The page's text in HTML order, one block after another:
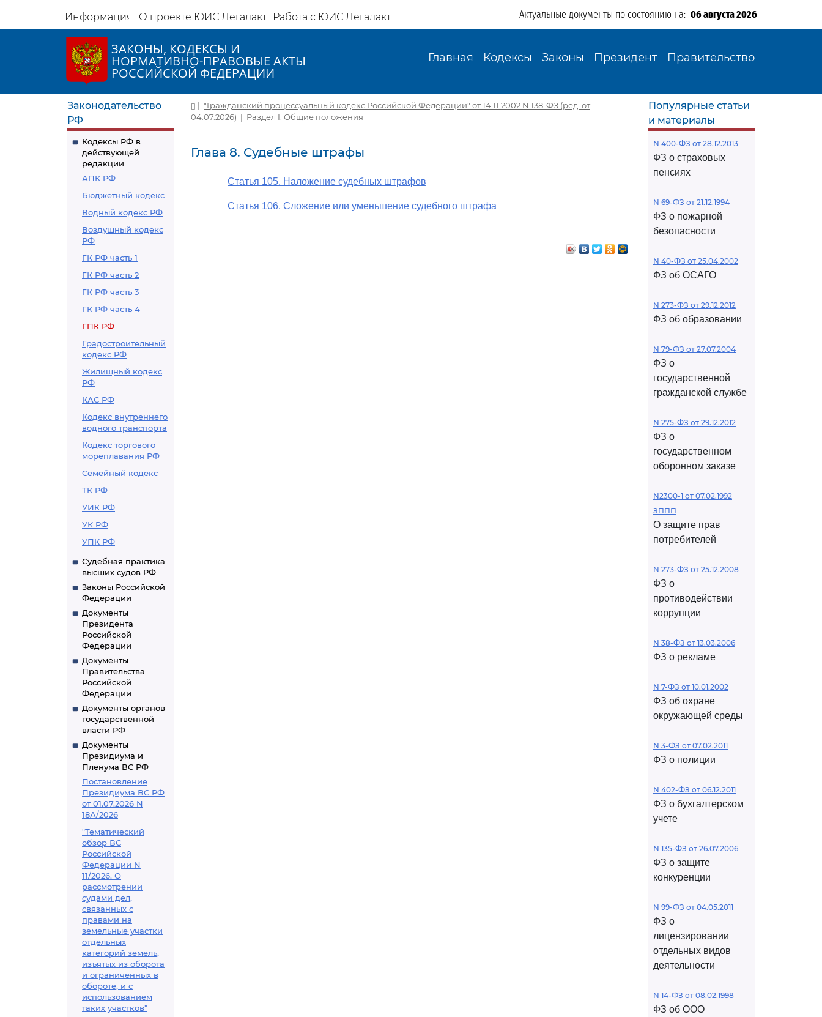
Информация О проекте ЮИС Легалакт Работа с ЮИС Легалакт Актуальные документы по состоянию на: 06 августа 2026
ЗАКОНЫ, КОДЕКСЫ И
НОРМАТИВНО-ПРАВОВЫЕ АКТЫ
РОССИЙСКОЙ ФЕДЕРАЦИИ
Главная Кодексы Законы Президент Правительство
Законодательство
РФ
Кодексы РФ в
действующей
редакции
АПК РФ
Бюджетный кодекс
Водный кодекс РФ
Воздушный кодекс
РФ
ГК РФ часть 1
ГК РФ часть 2
ГК РФ часть 3
ГК РФ часть 4
ГПК РФ
Градостроительный
кодекс РФ
Жилищный кодекс
РФ
КАС РФ
Кодекс внутреннего
водного транспорта
Кодекс торгового
мореплавания РФ
Семейный кодекс
ТК РФ
УИК РФ
УК РФ
УПК РФ
Судебная практика
высших судов РФ
Законы Российской
Федерации
Документы
Президента
Российской
Федерации
Документы
Правительства
Российской
Федерации
Документы органов
государственной
власти РФ
Документы
Президиума и
Пленума ВС РФ
Постановление
Президиума ВС РФ
от 01.07.2026 N
18А/2026
"Тематический
обзор ВС
Российской
Федерации N
11/2026. О
рассмотрении
судами дел,
связанных с
правами на
земельные участки
отдельных
категорий земель,
изъятых из оборота
и ограниченных в
обороте, и с
использованием
таких участков"
| "Гражданский процессуальный кодекс Российской Федерации" от 14.11.2002 N 138-ФЗ (ред. от
04.07.2026) | Раздел I. Общие положения
Глава 8. Судебные штрафы
Статья 105. Наложение судебных штрафов
Статья 106. Сложение или уменьшение судебного штрафа
Популярные статьи
и материалы
N 400-ФЗ от 28.12.2013
ФЗ о страховых
пенсиях
N 69-ФЗ от 21.12.1994
ФЗ о пожарной
безопасности
N 40-ФЗ от 25.04.2002
ФЗ об ОСАГО
N 273-ФЗ от 29.12.2012
ФЗ об образовании
N 79-ФЗ от 27.07.2004
ФЗ о
государственной
гражданской службе
N 275-ФЗ от 29.12.2012
ФЗ о
государственном
оборонном заказе
N2300-1 от 07.02.1992
ЗППП
О защите прав
потребителей
N 273-ФЗ от 25.12.2008
ФЗ о
противодействии
коррупции
N 38-ФЗ от 13.03.2006
ФЗ о рекламе
N 7-ФЗ от 10.01.2002
ФЗ об охране
окружающей среды
N 3-ФЗ от 07.02.2011
ФЗ о полиции
N 402-ФЗ от 06.12.2011
ФЗ о бухгалтерском
учете
N 135-ФЗ от 26.07.2006
ФЗ о защите
конкуренции
N 99-ФЗ от 04.05.2011
ФЗ о
лицензировании
отдельных видов
деятельности
N 14-ФЗ от 08.02.1998
ФЗ об ООО